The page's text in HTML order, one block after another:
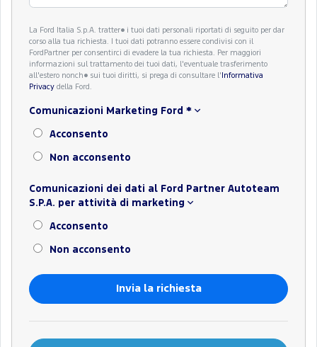
La Ford Italia S.p.A. tratter� i tuoi dati personali riportati di seguito per dar
corso alla tua richiesta. I tuoi dati potranno essere condivisi con il
FordPartner per consentirci di evadere la tua richiesta. Per maggiori
informazioni sul trattamento dei tuoi dati, l'eventuale trasferimento
all'estero nonch� sui tuoi diritti, si prega di consultare l' Informativa
Privacy della Ford.
Comunicazioni Marketing Ford *
Acconsento
Non acconsento
Comunicazioni dei dati al Ford Partner Autoteam
S.P.A. per attività di marketing
Acconsento
Non acconsento